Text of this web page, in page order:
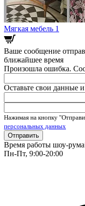
Мягкая мебель 1
Ваше сообщение
ближайшее время
Произошла ошибка.
Оставьте свои данные
Нажимая на кнопку
персональных данных
Отправить
Время работы шоу-
Пн-Пт, 9:00-20:00